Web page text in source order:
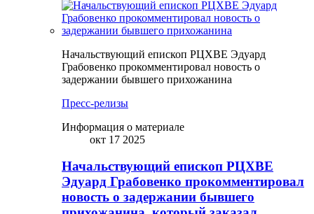
Начальствующий епископ РЦХВЕ Эдуард
Грабовенко прокомментировал новость о
задержании бывшего прихожанина
Пресс-релизы
Информация о материале
окт 17 2025
Начальствующий епископ РЦХВЕ
Эдуард Грабовенко прокомментировал
новость о задержании бывшего